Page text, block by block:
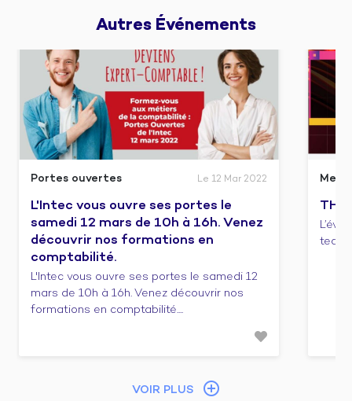
Autres Événements
Portes ouvertes Le 12 Mar 2022
L'Intec vous ouvre ses portes le
samedi 12 mars de 10h à 16h. Venez
découvrir nos formations en
comptabilité.
L'Intec vous ouvre ses portes le samedi 12
mars de 10h à 16h. Venez découvrir nos
formations en comptabilité....
tech
VOIR PLUS